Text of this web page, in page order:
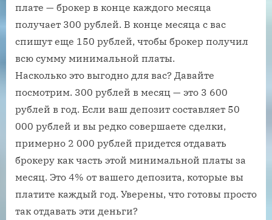
плате — брокер в конце каждого месяца
получает 300 рублей. В конце месяца с вас
спишут еще 150 рублей, чтобы брокер получил
всю сумму минимальной платы.
Насколько это выгодно для вас? Давайте
посмотрим. 300 рублей в месяц — это 3 600
рублей в год. Если ваш депозит составляет 50
000 рублей и вы редко совершаете сделки,
примерно 2 000 рублей придется отдавать
брокеру как часть этой минимальной платы за
месяц. Это 4% от вашего депозита, которые вы
платите каждый год. Уверены, что готовы просто
так отдавать эти деньги?